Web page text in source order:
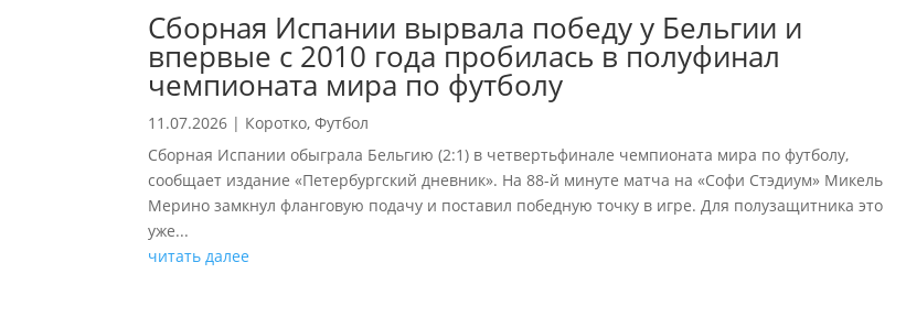
Сборная Испании вырвала победу у Бельгии и
впервые с 2010 года пробилась в полуфинал
чемпионата мира по футболу
11.07.2026 | Коротко,Футбол
Сборная Испании обыграла Бельгию (2:1) в четвертьфинале чемпионата мира по футболу,
сообщает издание «Петербургский дневник». На 88-й минуте матча на «Софи Стэдиум» Микель
Мерино замкнул фланговую подачу и поставил победную точку в игре. Для полузащитника это
уже...
читать далее